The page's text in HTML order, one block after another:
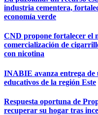
industria cementera,
economía verde
CND propone fortalecer el
comercialización de
con nicotina
INABIE avanza entrega de
educativos de la región Este
Respuesta oportuna de
recuperar su hogar tras